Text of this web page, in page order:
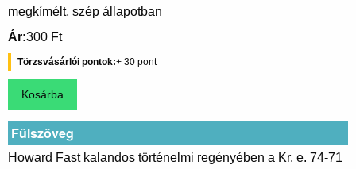
megkímélt, szép állapotban
Ár 300 Ft
Törzsvásárlói pontok 30
Fülszöveg
Howard Fast kalandos történelmi regényében a Kr. e. 74-71